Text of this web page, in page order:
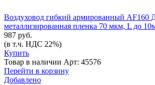
Воздуховод гибкий армированный AF160
металлизированная пленка 70 мкм, L до
987 руб.
(в т.ч. НДС 22%)
Купить
Товар в наличии Арт: 45576
Перейти в корзину
Добавлено